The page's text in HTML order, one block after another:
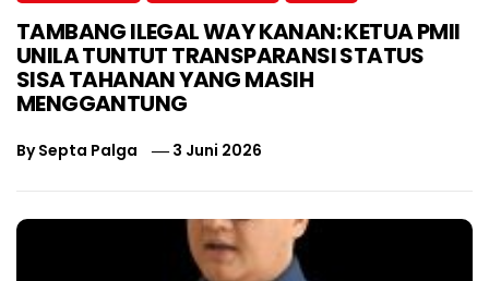
TAMBANG ILEGAL WAY KANAN: KETUA PMII
UNILA TUNTUT TRANSPARANSI STATUS
SISA TAHANAN YANG MASIH
MENGGANTUNG
BySepta Palga 3 Juni 2026